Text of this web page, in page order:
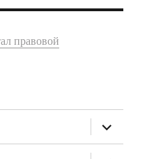
правовой
раскрыть
дочернее
меню